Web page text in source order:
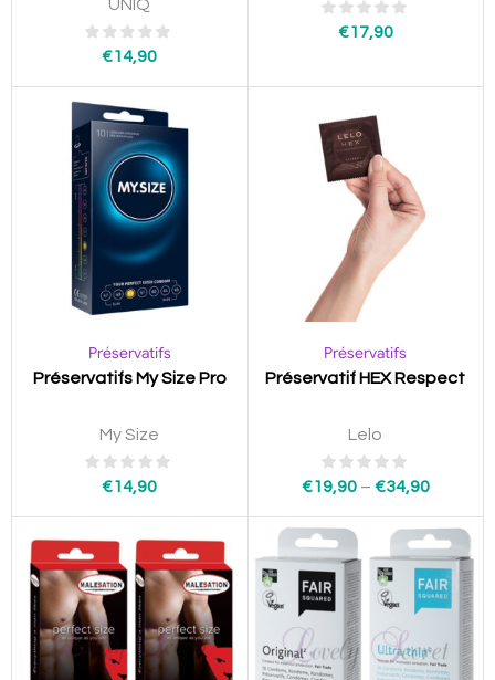
UNIQ
€14,90
€17,90
Préservatifs
Préservatifs My Size Pro
My Size
€14,90
Préservatifs
Préservatif HEX Respect
Lelo
€19,90– €34,90